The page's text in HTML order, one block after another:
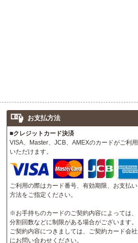
お支払方法
■クレジットカード決済
VISA、Master、JCB、AMEXのカードがご利用
いただけます。
ご利用の際はカード番号、有効期限、お支払い
方法をご指定ください。
※お手持ちのカードのご契約内容によっては、
分割回数などに制限がある場合がございます。
ご契約内容につきましては、ご契約カード会社
にお問い合わせください。